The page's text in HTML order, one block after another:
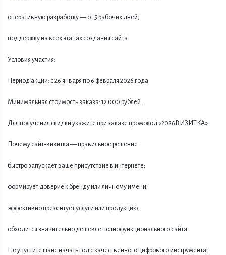
оперативную разработку — от 5 рабочих дней;
поддержку на всех этапах создания сайта.
Условия участия:
Период акции: с 26 января по 6 февраля 2026 года.
Минимальная стоимость заказа: 12 000 рублей.
Для получения скидки укажите при заказе промокод «2026ВИЗИТКА».
Почему сайт‑визитка — правильное решение:
быстро запускает ваше присутствие в интернете;
формирует доверие к бренду или личному имени;
эффективно презентует услуги или продукцию;
обходится значительно дешевле полнофункционального сайта.
Не упустите шанс начать год с качественного цифрового инструмента!